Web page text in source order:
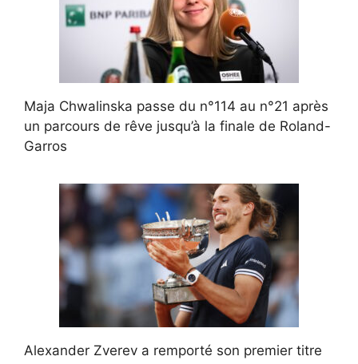
Maja Chwalinska passe du n°114 au n°21 après
un parcours de rêve jusqu’à la finale de Roland-
Garros
Alexander Zverev a remporté son premier titre